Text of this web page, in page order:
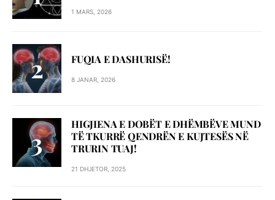
1 MARS, 2026
FUQIA E DASHURISË!
8 JANAR, 2026
HIGJIENA E DOBËT E DHËMBËVE MUND
TË TKURRË QENDRËN E KUJTESËS NË
TRURIN TUAJ!
21 DHJETOR, 2025